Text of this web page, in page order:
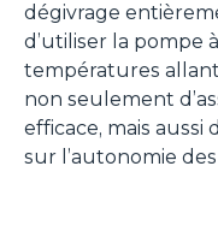
dégivrage
d’utiliser la pompe
températures allant
non seulement
efficace, mais aussi
sur l’autonomie